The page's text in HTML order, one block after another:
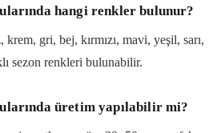
hangi renkler bulunur?
gri, bej, kırmızı, mavi, yeşil, sarı,
sezon renkleri bulunabilir.
üretim yapılabilir mi?